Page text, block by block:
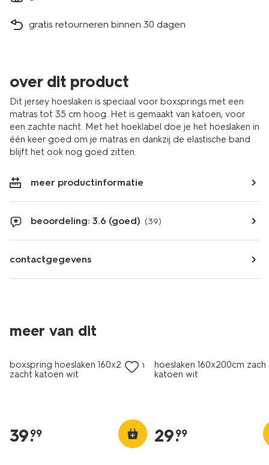
gratis retourneren binnen 30 dagen
over dit product
Dit jersey hoeslaken is speciaal voor boxsprings met een
matras tot 35 cm hoog. Het is gemaakt van katoen, voor
een zachte nacht. Met het hoeklabel doe je het hoeslaken in
één keer goed om je matras en dankzij de elastische band
blijft het ook nog goed zitten.
meer productinformatie
beoordeling: 3.6 (goed) (39)
contactgegevens
meer van dit
boxspring hoeslaken 160x200cm
zacht katoen wit
39.
99
hoeslaken 160x200cm
katoen wit
29.
99